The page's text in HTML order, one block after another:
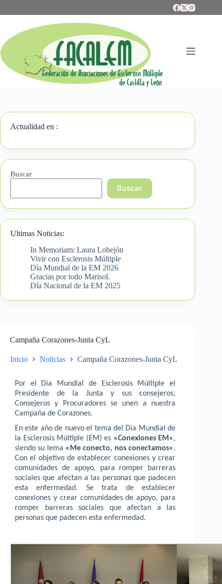
Campaña Corazones-Junta CyL
Inicio Noticias Campaña Corazones-Junta CyL
Por el Día Mundial de Esclerosis Múltiple el
Presidente de la Junta y sus consejeros,
Consejeros y Procuradores se unen a nuestra
Campaña de Corazones.
En este año de nuevo el tema del Día Mundial de
la Esclerosis Múltiple (EM) es «Conexiones EM»,
siendo su lema «Me conecto, nos conectamos».
Con el objetivo de establecer conexiones y crear
comunidades de apoyo, para romper barreras
sociales que afectan a las personas que padecen
esta enfermedad. Se trata de establecer
conexiones y crear comunidades de apoyo, para
romper barreras sociales que afectan a las
personas que padecen esta enfermedad.
Actualidad en :
Buscar
Buscar
Ultimas Noticias:
In Memoriam: Laura Lobejón
Vivir con Esclerosis Múltiple
Día Mundial de la EM 2026
Gracias por todo Marisol.
Día Nacional de la EM 2025